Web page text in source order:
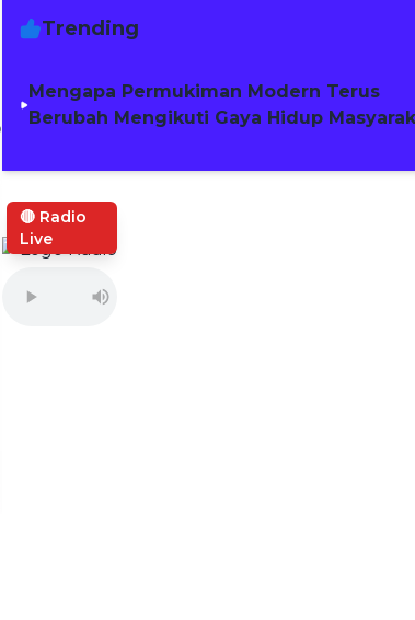
Trending
Mengapa Permukiman Modern Terus
Berubah Mengikuti Gaya Hidup
🔴 Radio
Live